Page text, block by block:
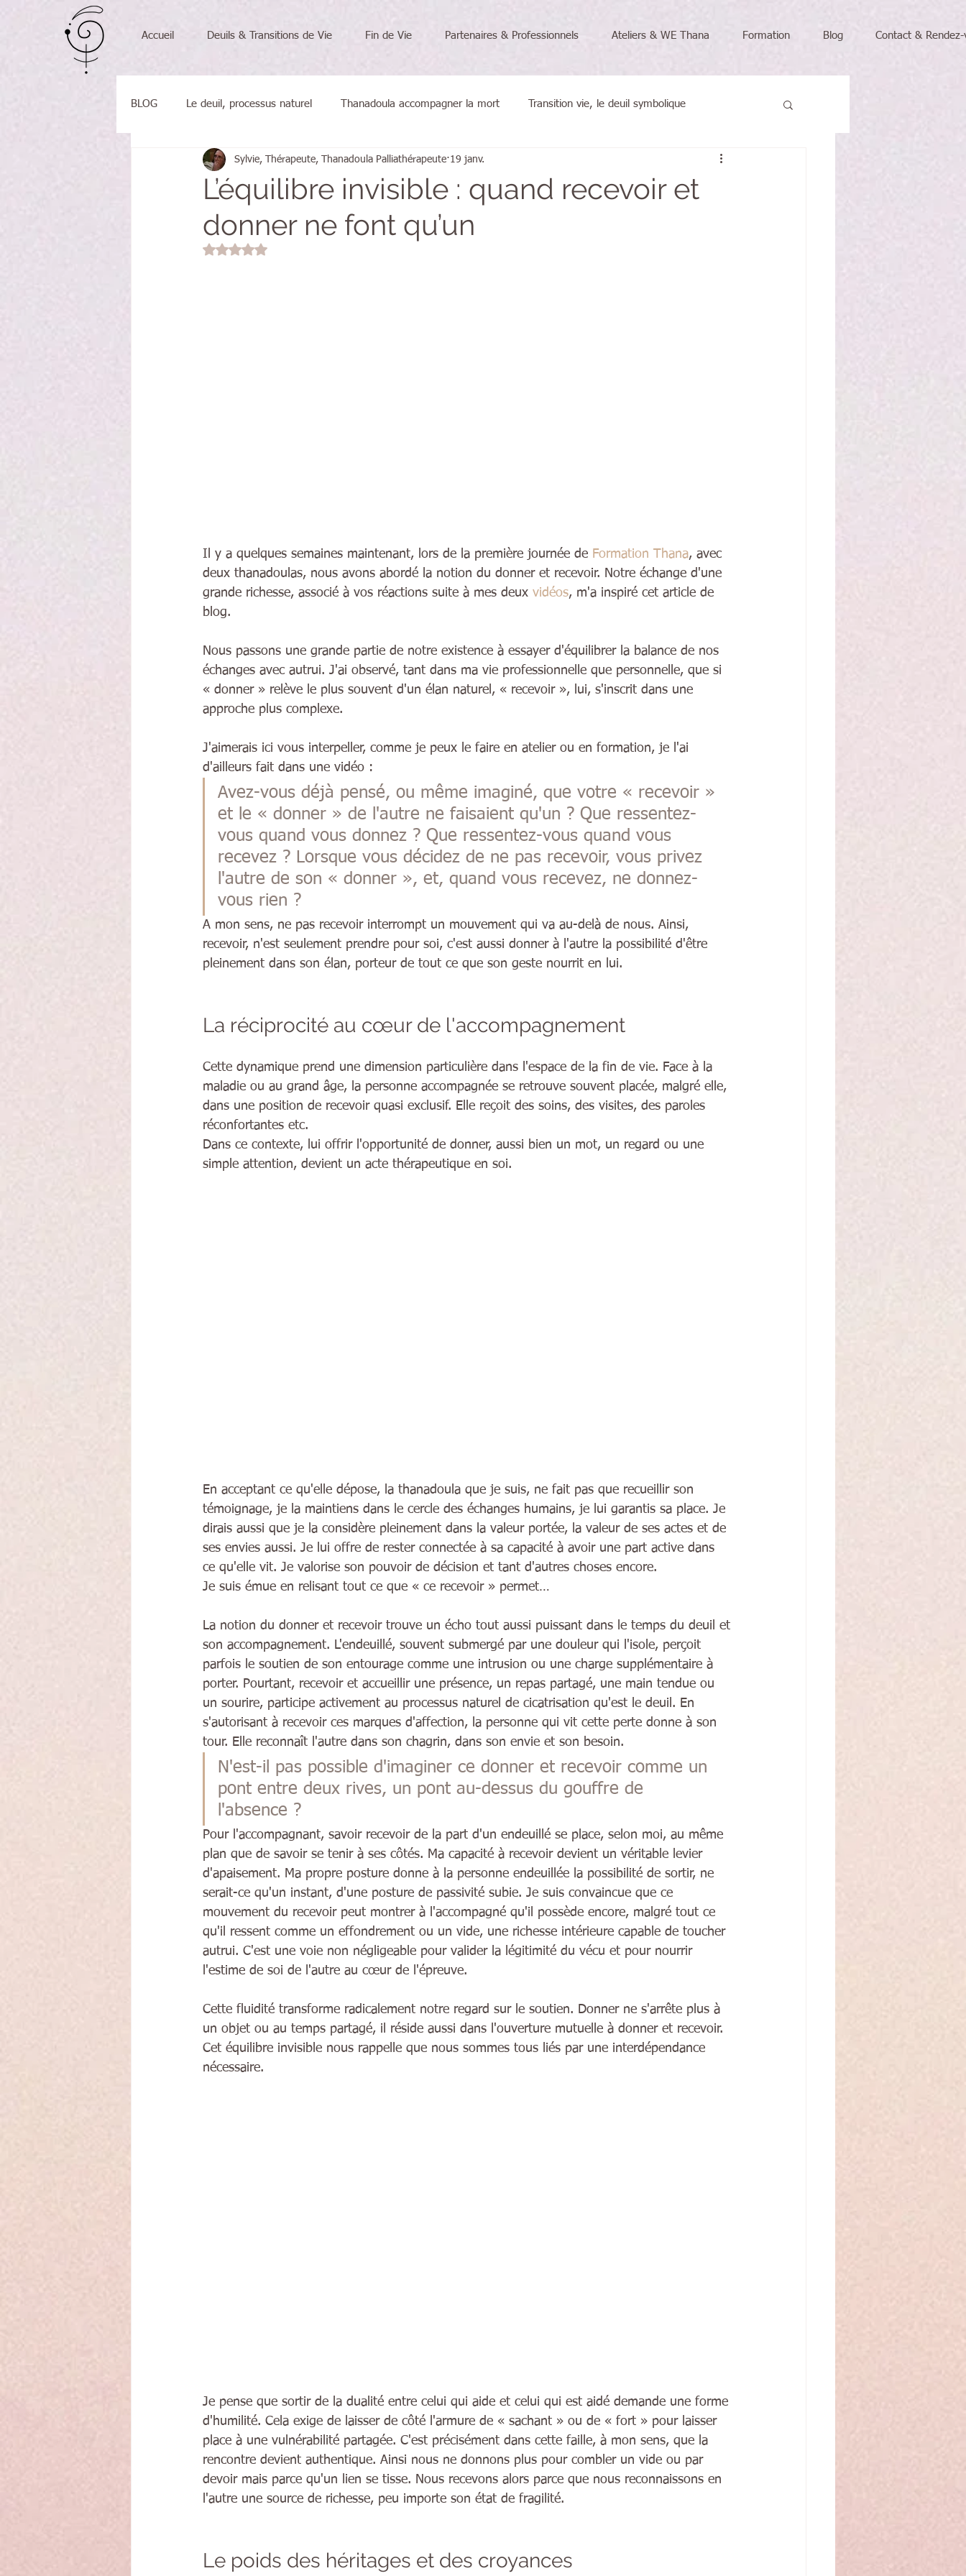
Accueil Deuils & Transitions de Vie Fin de Vie Partenaires & Professionnels Ateliers & WE Thana Formation Blog Contact & Rendez-
BLOG Le deuil, processus naturel Thanadoula accompagner la mort Transition vie, le deuil symbolique
Tambours chamaniques Mes voyages La fin de vie Formation Thana
L’équilibre invisible : quand recevoir et
donner ne font qu’un
Sylvie, Thérapeute, Thanadoula Palliathérapeute 19 janv.
Noté NaN étoiles sur 5.
Il y a quelques semaines maintenant, lors de la première journée de Formation Thana, avec
deux thanadoulas, nous avons abordé la notion du donner et recevoir. Notre échange d'une
grande richesse, associé à vos réactions suite à mes deux vidéos, m'a inspiré cet article de
blog.
Nous passons une grande partie de notre existence à essayer d'équilibrer la balance de nos
échanges avec autrui. J'ai observé, tant dans ma vie professionnelle que personnelle, que si
« donner » relève le plus souvent d'un élan naturel, « recevoir », lui, s'inscrit dans une
approche plus complexe.
J'aimerais ici vous interpeller, comme je peux le faire en atelier ou en formation, je l'ai
d'ailleurs fait dans une vidéo :
Avez-vous déjà pensé, ou même imaginé, que votre « recevoir »
et le « donner » de l'autre ne faisaient qu'un ? Que ressentez-
vous quand vous donnez ? Que ressentez-vous quand vous
recevez ? Lorsque vous décidez de ne pas recevoir, vous privez
l'autre de son « donner », et, quand vous recevez, ne donnez-
vous rien ?
A mon sens, ne pas recevoir interrompt un mouvement qui va au-delà de nous. Ainsi,
recevoir, n'est seulement prendre pour soi, c'est aussi donner à l'autre la possibilité d'être
pleinement dans son élan, porteur de tout ce que son geste nourrit en lui.
La réciprocité au cœur de l'accompagnement
Cette dynamique prend une dimension particulière dans l'espace de la fin de vie. Face à la
maladie ou au grand âge, la personne accompagnée se retrouve souvent placée, malgré elle,
dans une position de recevoir quasi exclusif. Elle reçoit des soins, des visites, des paroles
réconfortantes etc.
Dans ce contexte, lui offrir l'opportunité de donner, aussi bien un mot, un regard ou une
simple attention, devient un acte thérapeutique en soi.
En acceptant ce qu'elle dépose, la thanadoula que je suis, ne fait pas que recueillir son
témoignage, je la maintiens dans le cercle des échanges humains, je lui garantis sa place. Je
dirais aussi que je la considère pleinement dans la valeur portée, la valeur de ses actes et de
ses envies aussi. Je lui offre de rester connectée à sa capacité à avoir une part active dans
ce qu'elle vit. Je valorise son pouvoir de décision et tant d'autres choses encore.
Je suis émue en relisant tout ce que « ce recevoir » permet…
La notion du donner et recevoir trouve un écho tout aussi puissant dans le temps du deuil et
son accompagnement. L'endeuillé, souvent submergé par une douleur qui l'isole, perçoit
parfois le soutien de son entourage comme une intrusion ou une charge supplémentaire à
porter. Pourtant, recevoir et accueillir une présence, un repas partagé, une main tendue ou
un sourire, participe activement au processus naturel de cicatrisation qu'est le deuil. En
s'autorisant à recevoir ces marques d'affection, la personne qui vit cette perte donne à son
tour. Elle reconnaît l'autre dans son chagrin, dans son envie et son besoin.
N'est-il pas possible d'imaginer ce donner et recevoir comme un
pont entre deux rives, un pont au-dessus du gouffre de
l'absence ?
Pour l'accompagnant, savoir recevoir de la part d'un endeuillé se place, selon moi, au même
plan que de savoir se tenir à ses côtés. Ma capacité à recevoir devient un véritable levier
d'apaisement. Ma propre posture donne à la personne endeuillée la possibilité de sortir, ne
serait-ce qu'un instant, d'une posture de passivité subie. Je suis convaincue que ce
mouvement du recevoir peut montrer à l'accompagné qu'il possède encore, malgré tout ce
qu'il ressent comme un effondrement ou un vide, une richesse intérieure capable de toucher
autrui. C'est une voie non négligeable pour valider la légitimité du vécu et pour nourrir
l'estime de soi de l'autre au cœur de l'épreuve.
Cette fluidité transforme radicalement notre regard sur le soutien. Donner ne s'arrête plus à
un objet ou au temps partagé, il réside aussi dans l'ouverture mutuelle à donner et recevoir.
Cet équilibre invisible nous rappelle que nous sommes tous liés par une interdépendance
nécessaire.
Je pense que sortir de la dualité entre celui qui aide et celui qui est aidé demande une forme
d'humilité. Cela exige de laisser de côté l'armure de « sachant » ou de « fort » pour laisser
place à une vulnérabilité partagée. C'est précisément dans cette faille, à mon sens, que la
rencontre devient authentique. Ainsi nous ne donnons plus pour combler un vide ou par
devoir mais parce qu'un lien se tisse. Nous recevons alors parce que nous reconnaissons en
l'autre une source de richesse, peu importe son état de fragilité.
Le poids des héritages et des croyances